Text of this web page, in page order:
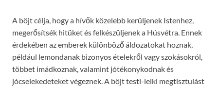
A böjt célja, hogy a hívők közelebb kerüljenek Istenhez,
megerősítsék hitüket és felkészüljenek a Húsvétra. Ennek
érdekében az emberek különböző áldozatokat hoznak,
például lemondanak bizonyos ételekről vagy szokásokról,
többet imádkoznak, valamint jótékonykodnak és
jócselekedeteket végeznek. A böjt testi-lelki megtisztulást